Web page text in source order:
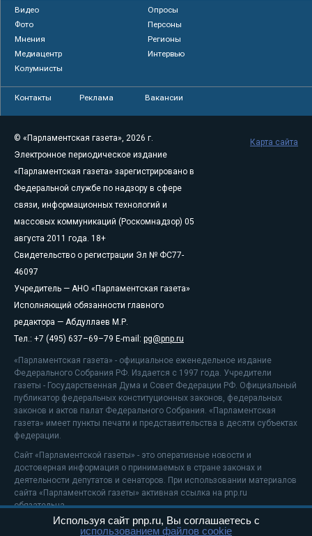
Видео
Опросы
Фото
Персоны
Мнения
Регионы
Медиацентр
Интервью
Колумнисты
Контакты Реклама Вакансии
© «Парламентская газета», 2026 г.
Электронное периодическое издание
«Парламентская газета» зарегистрировано в
Федеральной службе по надзору в сфере
связи, информационных технологий и
массовых коммуникаций (Роскомнадзор) 05
августа 2011 года. 18+
Свидетельство о регистрации Эл № ФС77-
46097
Учредитель — АНО «Парламентская газета»
Исполняющий обязанности главного
редактора — Абдуллаев М.Р.
Тел.: +7 (495) 637–69–79 E-mail: pg@pnp.ru
«Парламентская газета» - официальное еженедельное издание
Федерального Собрания РФ. Издается с 1997 года. Учредители
газеты - Государственная Дума и Совет Федерации РФ. Официальный
публикатор федеральных конституционных законов, федеральных
законов и актов палат Федерального Собрания. «Парламентская
газета» имеет пункты печати и представительства в десяти субъектах
федерации.
Сайт «Парламентской газеты» - это оперативные новости и
достоверная информация о принимаемых в стране законах и
деятельности депутатов и сенаторов. При использовании материалов
сайта «Парламентской газеты» активная ссылка на pnp.ru
обязательна.
На информационном ресурсе применяютсярекомендательные
Карта сайта
Используя сайт pnp.ru, Вы соглашаетесь с
использованием файлов cookie